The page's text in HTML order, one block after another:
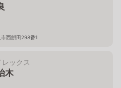
西餠田298番1
レックス
木